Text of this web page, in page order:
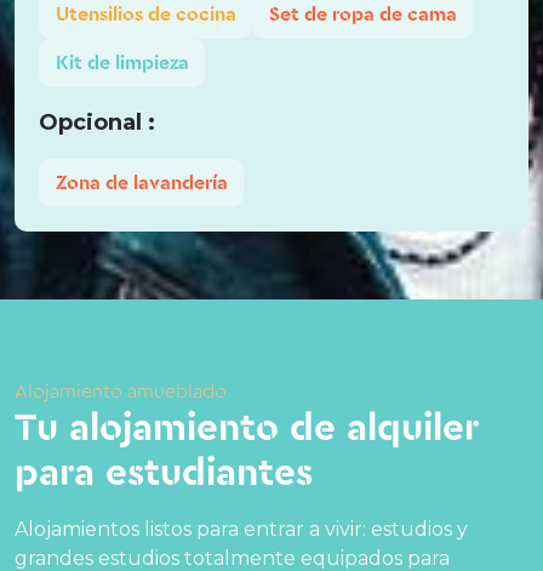
Utensilios de cocina
Set de ropa de cama
Kit de limpieza
Opcional :
Zona de lavandería
Alojamiento amueblado
Tu alojamiento de alquiler
para estudiantes
Alojamientos listos para entrar a vivir: estudios y
grandes estudios totalmente equipados para